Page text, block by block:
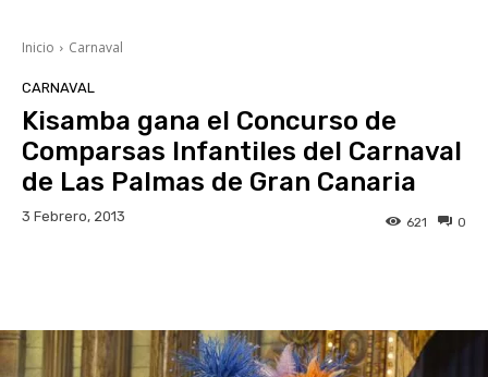
Inicio Carnaval
CARNAVAL
Kisamba gana el Concurso de
Comparsas Infantiles del Carnaval
de Las Palmas de Gran Canaria
3 Febrero, 2013 0
621